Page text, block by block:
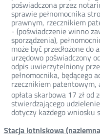
poświadczona przez
sprawie pełnomocnika
prawnym, rzecznikiem
- (poświadczenie winno
sporządzenia),
może być przedłożone do
urzędowo poświadczony
odpis uwierzytelniony
pełnomocnika, będącego
rzecznikiem patentowym,
opłata skarbowa 17 zł od
stwierdzającego
dotyczy każdego wniosku
Stacja lotniskowa